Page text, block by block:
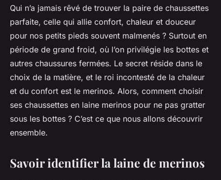
Quel est le secret pour choisir
des chaussettes en laine qui ne
grattent pas sous des bottes?
Maxime•8 avril 2024•6 min de lecture
Qui n’a jamais rêvé de trouver la paire de chaussettes
parfaite, celle qui allie confort, chaleur et douceur
pour nos petits pieds souvent malmenés ? Surtout en
période de grand froid, où l’on privilégie les bottes et
autres chaussures fermées. Le secret réside dans le
choix de la matière, et le roi incontesté de la chaleur
et du confort est le merinos. Alors, comment choisir
ses chaussettes en laine merinos pour ne pas gratter
sous les bottes ? C’est ce que nous allons découvrir
ensemble.
Savoir identifier la laine de merinos